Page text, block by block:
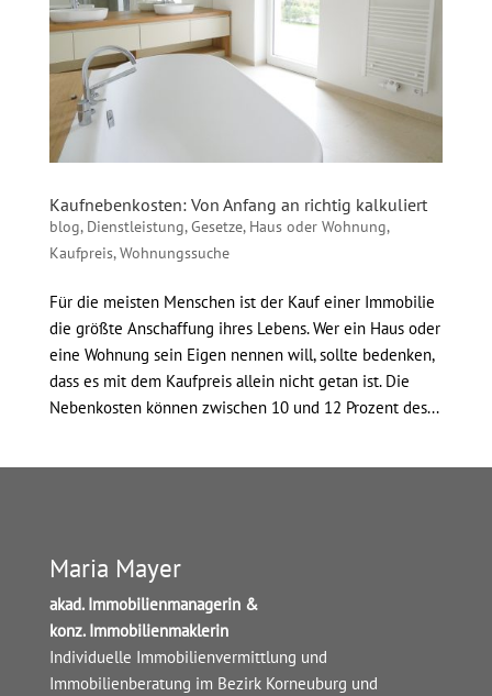
Kaufnebenkosten: Von Anfang an richtig kalkuliert
blog, Dienstleistung,Gesetze, Haus oder Wohnung,
Kaufpreis,Wohnungssuche
Für die meisten Menschen ist der Kauf einer Immobilie
die größte Anschaffung ihres Lebens. Wer ein Haus oder
eine Wohnung sein Eigen nennen will, sollte bedenken,
dass es mit dem Kaufpreis allein nicht getan ist. Die
Nebenkosten können zwischen 10 und 12 Prozent des...
Maria Mayer
akad. Immobilienmanagerin &
konz. Immobilienmaklerin
Individuelle Immobilienvermittlung und
Immobilienberatung im Bezirk Korneuburg und